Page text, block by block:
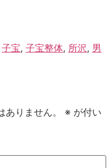
子宝, 子宝整体, 所沢, 男
りません。 ※ が付い